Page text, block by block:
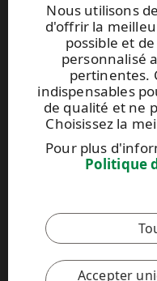
Nous utilisons
d'offrir la
possible et
personnalisé
pertinentes.
indispensables
de qualité et ne
Choisissez la
Pour plus
Politique
Accepter
Sites Internet et
UPM Raflatac Graphics
UPM Raflatac Office
UPM Raflatac Industrial
Contacts
s'appliquent.
Code de conduite UPM